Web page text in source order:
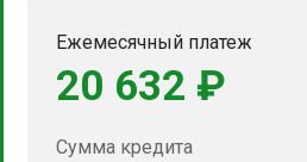
Ежемесячный платеж
20 632 ₽
Сумма кредита